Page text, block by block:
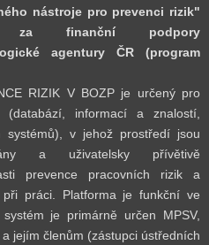
nástroje pro prevenci rizik"
za finanční podpory
agentury ČR (program
RIZIK V BOZP je určený pro
(databází, informací a znalostí,
systémů), v jehož prostředí jsou
a uživatelsky přívětivě
prevence pracovních rizik a
práci. Platforma je funkční ve
je primárně určen MPSV,
jejím členům (zástupci ústředních